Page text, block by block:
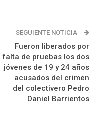
SEGUIENTE NOTICIA
Fueron liberados por
falta de pruebas los dos
jóvenes de 19 y 24 años
acusados del crimen
del colectivero Pedro
Daniel Barrientos